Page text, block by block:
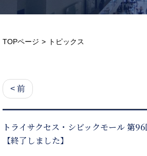
TOPページ トピックス
< 前
トライサクセス・シビックモール 第
【終了しました】